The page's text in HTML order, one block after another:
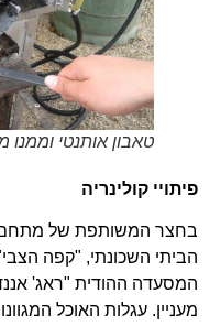
טאבון אותנטי וממנו
פיתויי קולינריה
בחצר המשותפת של מתחם
הביתי השכונתי, "קפה
המסעדה ההודית "ראג'
מעניין. עגלות האוכל